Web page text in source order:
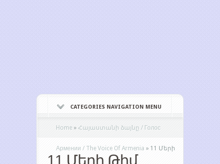
CATEGORIES NAVIGATION MENU
Home » Հայաստանի ձայնը / Голос
Армении / The Voice Of Armenia » 11 Մերի
11 Մերի Թիմ